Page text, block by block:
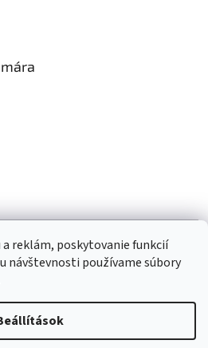
reklám, poskytovanie funkcií
návštevnosti používame súbory
KERESÉS